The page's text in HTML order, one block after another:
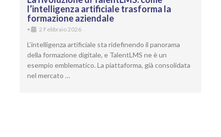
l’intelligenza artificiale trasforma la
formazione aziendale
• 2 Febbraio 2026
L’intelligenza artificiale sta ridefinendo il panorama
della formazione digitale, e TalentLMS ne è un
esempio emblematico. La piattaforma, già consolidata
nel mercato …